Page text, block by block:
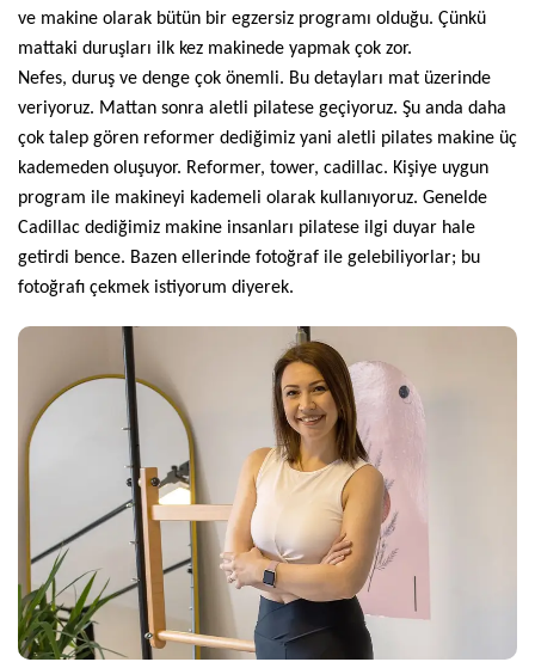
ve makine olarak bütün bir egzersiz programı olduğu. Çünkü
mattaki duruşları ilk kez makinede yapmak çok zor.
Nefes, duruş ve denge çok önemli. Bu detayları mat üzerinde
veriyoruz. Mattan sonra aletli pilatese geçiyoruz. Şu anda daha
çok talep gören reformer dediğimiz yani aletli pilates makine üç
kademeden oluşuyor. Reformer, tower, cadillac. Kişiye uygun
program ile makineyi kademeli olarak kullanıyoruz. Genelde
Cadillac dediğimiz makine insanları pilatese ilgi duyar hale
getirdi bence. Bazen ellerinde fotoğraf ile gelebiliyorlar; bu
fotoğrafı çekmek istiyorum diyerek.